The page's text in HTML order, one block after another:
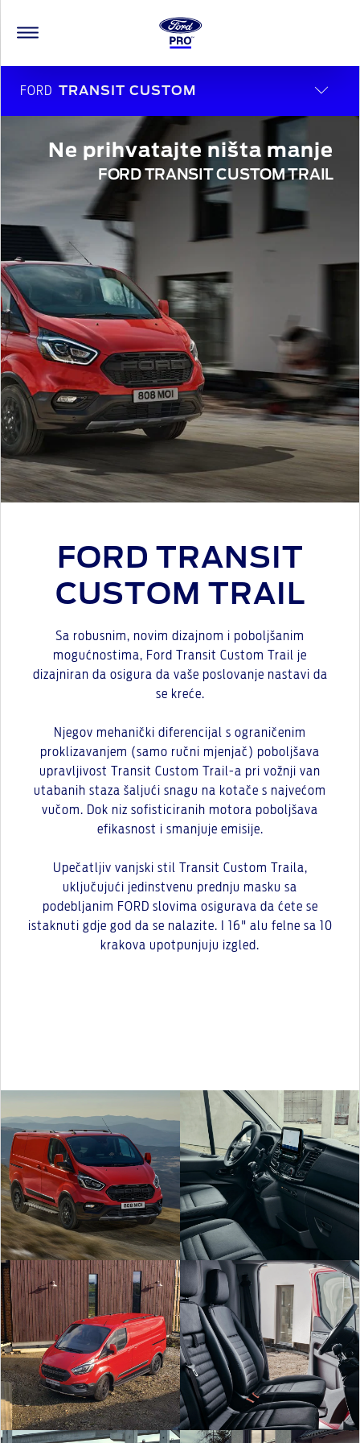
FORD TRANSIT CUSTOM
Ne prihvatajte ništa manje
FORD TRANSIT CUSTOM TRAIL
FORD TRANSIT
CUSTOM TRAIL
Sa robusnim, novim dizajnom i poboljšanim
mogućnostima, Ford Transit Custom Trail je
dizajniran da osigura da vaše poslovanje nastavi da
se kreće.
Njegov mehanički diferencijal s ograničenim
proklizavanjem (samo ručni mjenjač) poboljšava
upravljivost Transit Custom Trail-a pri vožnji van
utabanih staza šaljući snagu na kotače s najvećom
vučom. Dok niz sofisticiranih motora poboljšava
efikasnost i smanjuje emisije.
Upečatljiv vanjski stil Transit Custom Traila,
uključujući jedinstvenu prednju masku sa
podebljanim FORD slovima osigurava da ćete se
istaknuti gdje god da se nalazite. I 16" alu felne sa 10
krakova upotpunjuju izgled.